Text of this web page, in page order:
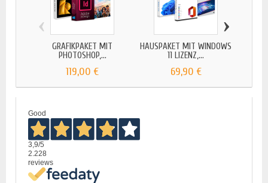
GRAFIKPAKET MIT
PHOTOSHOP,...
119,00 €
HAUSPAKET MIT WINDOWS
11 LIZENZ,...
69,90 €
‹ ›
Good
3,9/5
2.228
reviews